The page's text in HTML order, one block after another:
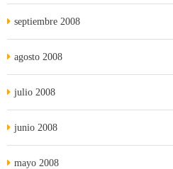
septiembre 2008
agosto 2008
julio 2008
junio 2008
mayo 2008